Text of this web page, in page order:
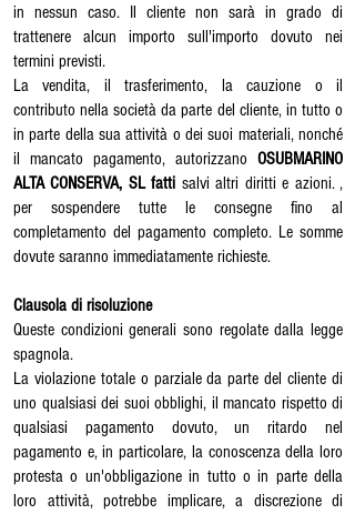
in nessun caso. Il cliente non sarà in grado di
trattenere alcun importo sull'importo dovuto nei
termini previsti.
La vendita, il trasferimento, la cauzione o il
contributo nella società da parte del cliente, in tutto o
in parte della sua attività o dei suoi materiali, nonché
il mancato pagamento, autorizzano OSUBMARINO
ALTA CONSERVA, SL fatti salvi altri diritti e azioni. ,
per sospendere tutte le consegne fino al
completamento del pagamento completo. Le somme
dovute saranno immediatamente richieste.
Clausola di risoluzione
Queste condizioni generali sono regolate dalla legge
spagnola.
La violazione totale o parziale da parte del cliente di
uno qualsiasi dei suoi obblighi, il mancato rispetto di
qualsiasi pagamento dovuto, un ritardo nel
pagamento e, in particolare, la conoscenza della loro
protesta o un'obbligazione in tutto o in parte della
loro attività, potrebbe implicare, a discrezione di